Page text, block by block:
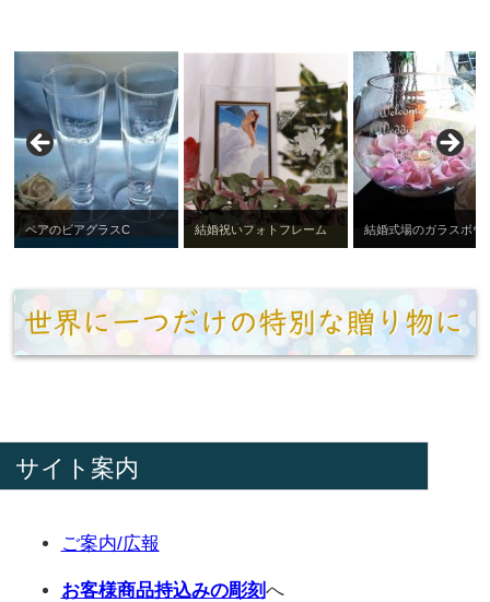
ペアのビアグラスC 結婚祝いフォトフレーム 結婚式場のガラスボウ
サイト案内
ご案内/広報
お客様商品持込みの彫刻へ